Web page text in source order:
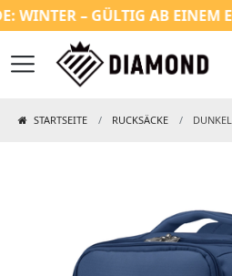
– GÜLTIG AB EINEM
STARTSEITE RUCKSÄCKE